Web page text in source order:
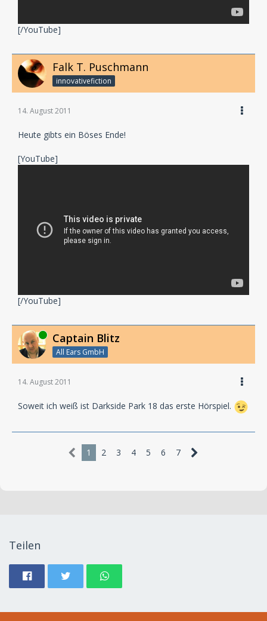
[/YouTube]
Falk T. Puschmann
innovativefiction
14. August 2011
Heute gibts ein Böses Ende!
[YouTube]
[/YouTube]
Online Captain Blitz
All Ears GmbH
14. August 2011
Soweit ich weiß ist Darkside Park 18 das erste Hörspiel.
1 2 3 4 5 6 7
Teilen